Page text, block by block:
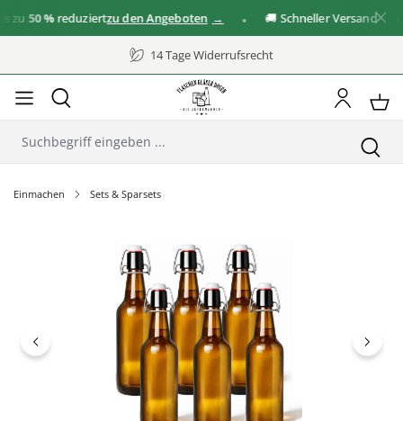
50 %reduziertzu den Angeboten 🚚 Schneller Versand
14 Tage Widerrufsrecht
Einmachen Sets & Sparsets
Bildergalerie überspringen